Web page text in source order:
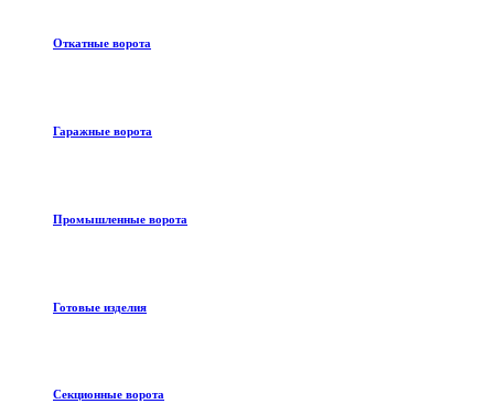
Откатные ворота
Гаражные ворота
Промышленные ворота
Готовые изделия
Секционные ворота